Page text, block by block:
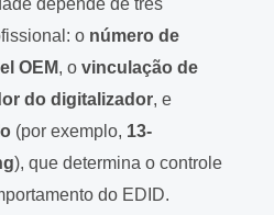
o número de
OEM, o vinculação de
do digitalizador, e
(por exemplo, 13-
), que determina o controle
do EDID.